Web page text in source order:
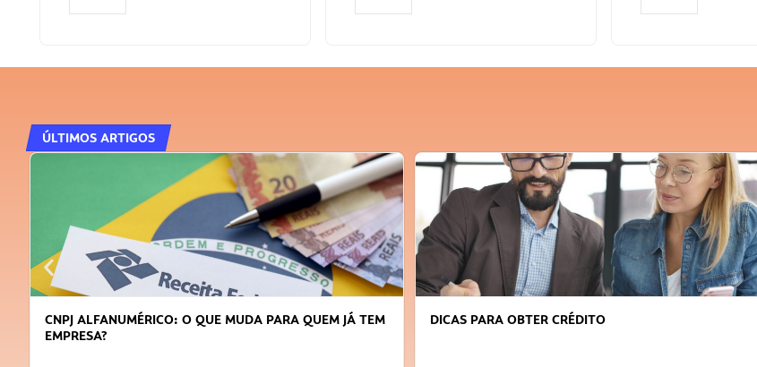
ÚLTIMOS ARTIGOS
CNPJ ALFANUMÉRICO: O QUE MUDA PARA QUEM JÁ TEM
EMPRESA?
DICAS PARA OBTER CRÉDITO